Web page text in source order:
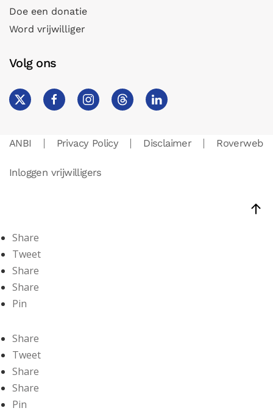
Doe een donatie
Word vrijwilliger
Volg ons
ANBI Privacy Policy Disclaimer Roverweb
Inloggen vrijwilligers
Share
Tweet
Share
Share
Pin
Share
Tweet
Share
Share
Pin